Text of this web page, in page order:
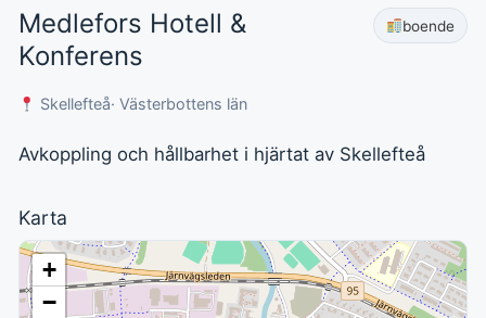
Medlefors Hotell &
Konferens
boende
Skellefteå· Västerbottens län
Avkoppling och hållbarhet i hjärtat av Skellefteå
Karta
+
−